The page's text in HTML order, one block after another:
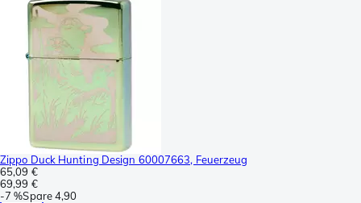
Zippo Duck Hunting Design 60007663, Feuerzeug
65,09 €
69,99 €
-7 %Spare4,90